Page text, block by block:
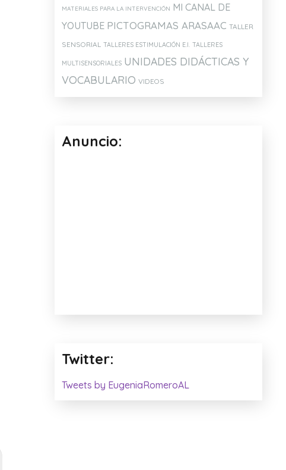
MATERIALES PARA LA INTERVENCIÓN MI CANAL DE
YOUTUBE PICTOGRAMAS ARASAAC TALLER
SENSORIAL TALLERES ESTIMULACIÓN E.I. TALLERES
MULTISENSORIALES UNIDADES DIDÁCTICAS Y
VOCABULARIO VIDEOS
Anuncio:
Twitter:
Tweets by EugeniaRomeroAL